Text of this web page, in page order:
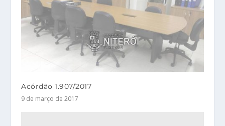
Acórdão 1.907/2017
9 de março de 2017